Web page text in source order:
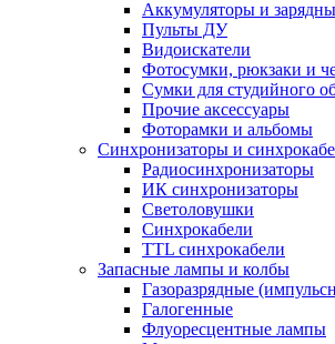
Аккумуляторы и
Пульты ДУ
Видоискатели
Фотосумки, рюкзаки и
Сумки для студийного
Прочие аксессуары
Фоторамки и альбомы
Синхронизаторы и
Радиосинхронизаторы
ИК синхронизаторы
Светоловушки
Синхрокабели
TTL синхрокабели
Запасные лампы и колбы
Газоразрядные
Галогенные
Флуоресцентные лампы